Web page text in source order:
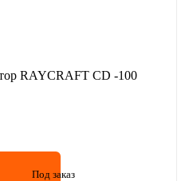
RAYCRAFT CD -100
Под заказ